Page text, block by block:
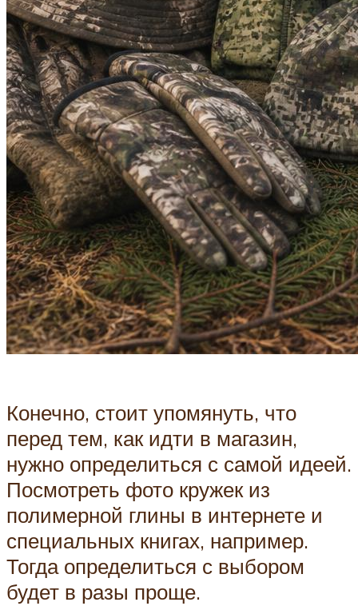
Конечно, стоит упомянуть, что
перед тем, как идти в магазин,
нужно определиться с самой идеей.
Посмотреть фото кружек из
полимерной глины в интернете и
специальных книгах, например.
Тогда определиться с выбором
будет в разы проще.